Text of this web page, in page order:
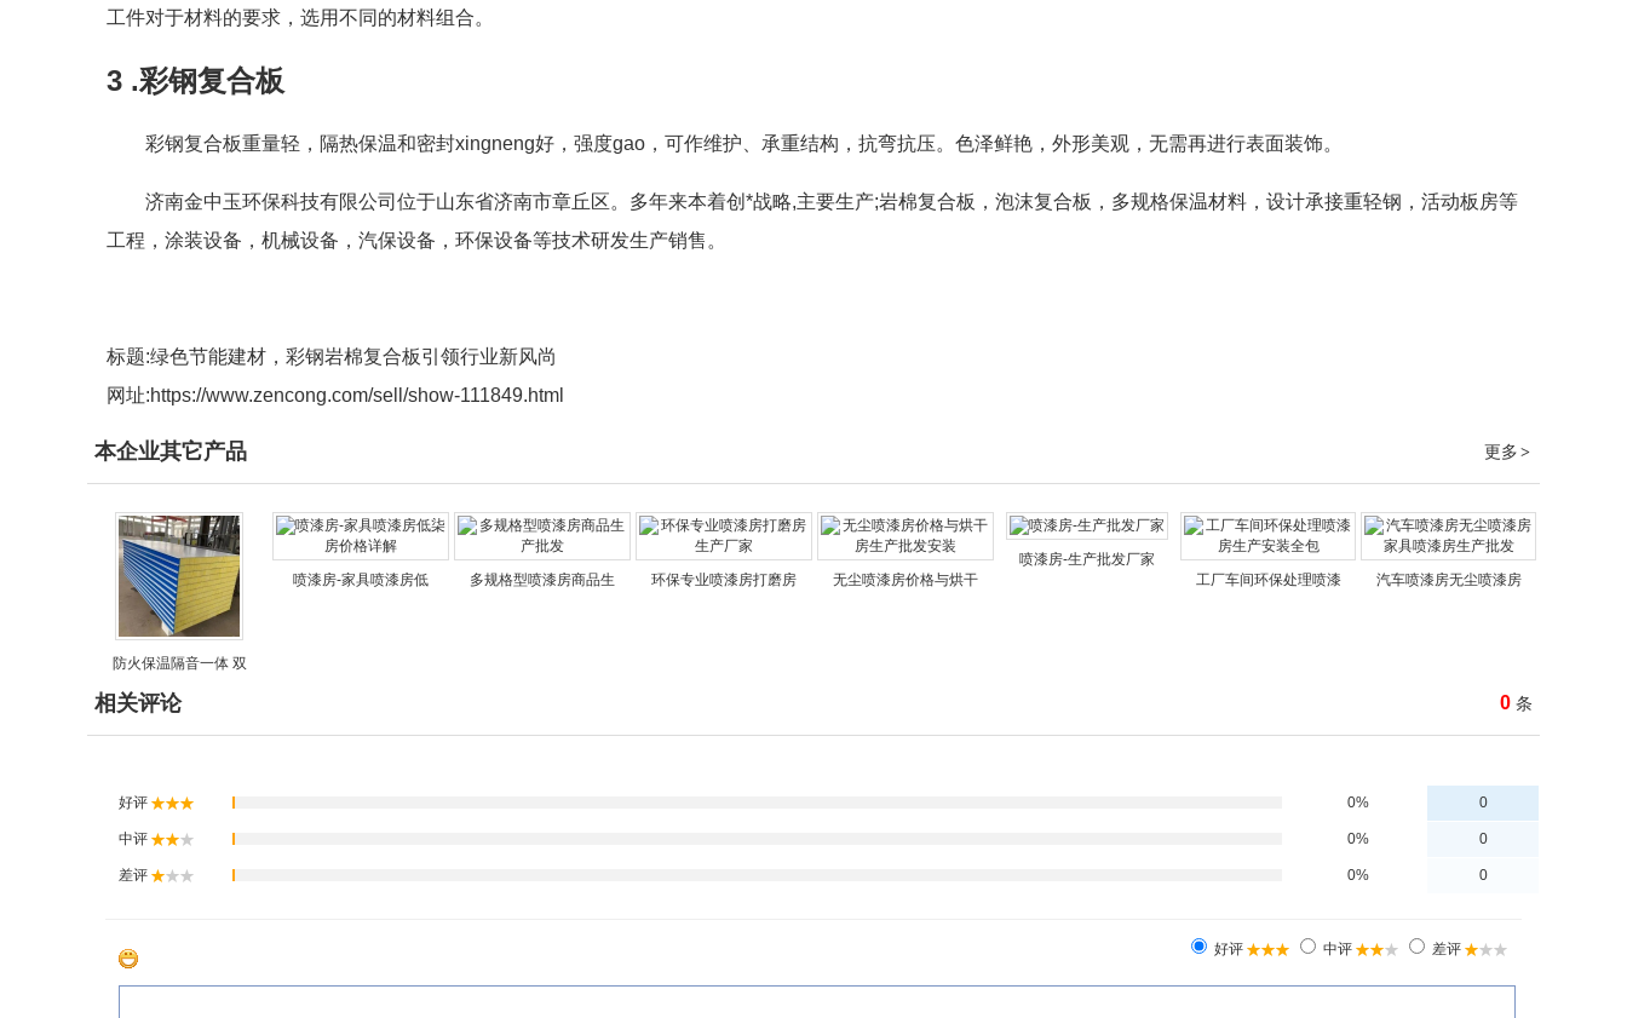
工件对于材料的要求，选用不同的材料组合。
3 .彩钢复合板
彩钢复合板重量轻，隔热保温和密封xingneng好，强度gao，可作维护、承重结构，抗弯抗压。色泽鲜艳，外形美观，无需再进行表面装饰。
济南金中玉环保科技有限公司位于山东省济南市章丘区。多年来本着创*战略,主要生产;岩棉复合板，泡沫复合板，多规格保温材料，设计承接重轻钢，活动板房等
工程，涂装设备，机械设备，汽保设备，环保设备等技术研发生产销售。
标题:绿色节能建材，彩钢岩棉复合板引领行业新风尚
网址:https://www.zencong.com/sell/show-111849.html
更多 >
本企业其它产品
防火保温隔音一体 双
喷漆房-家具喷漆房低 多规格型喷漆房商品生 环保专业喷漆房打磨房 无尘喷漆房价格与烘干
喷漆房-生产批发厂家
工厂车间环保处理喷漆
汽车喷漆房无尘喷漆房
0 条
相关评论